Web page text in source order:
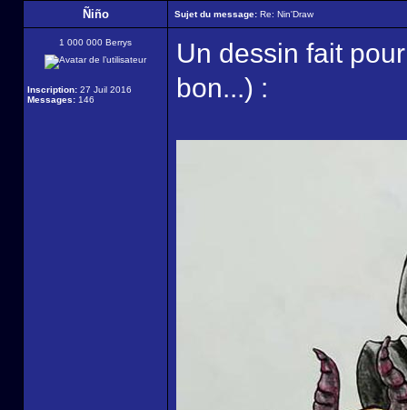
Ñiño Sujet du message: Re: Nin'Draw
1 000 000 Berrys
Inscription: 27 Juil 2016
Messages: 146
Un dessin fait
bon...) :